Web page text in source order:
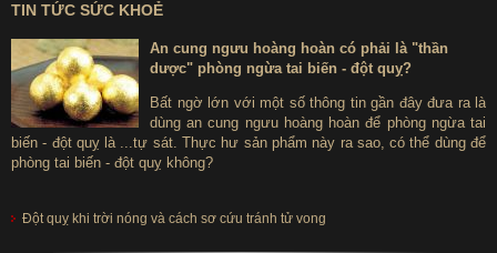
TIN TỨC SỨC KHOẺ
An cung ngưu hoàng hoàn có phải là "thần
dược" phòng ngừa tai biến - đột quỵ?
Bất ngờ lớn với một số thông tin gần đây đưa ra là
dùng an cung ngưu hoàng hoàn để phòng ngừa tai
biến - đột quỵ là ...tự sát. Thực hư sản phẩm này ra sao, có thể dùng để
phòng tai biến - đột quỵ không?
Đột quỵ khi trời nóng và cách sơ cứu tránh tử vong